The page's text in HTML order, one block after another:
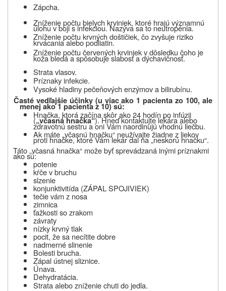
Zápcha.
Zníženie počtu bielych krviniek, ktoré hrajú významnú
úlohu v boji s infekciou.Nazýva sa to neutropénia.
Zníženie počtu krvných doštičiek, čo zvyšuje riziko
krvácania alebo podliatin.
Zníženie počtu červených krviniek v dôsledku čoho je
koža bledá a spôsobuje slabosť a dýchavičnosť.
Strata vlasov.
Príznaky infekcie.
Vysoké hladiny pečeňových enzýmov a bilirubínu.
Časté vedľajšie účinky (u viac ako 1 pacienta zo 100, ale
menej ako 1 pacienta z 10) sú:
Hnačka, ktorá začína skôr ako 24 hodín po infúzii
(„včasnáhnačka“). Hneď kontaktujte lekára alebo
zdravotnú sestru a oni Vám naordinujú vhodnú liečbu.
Ak máte „včasnú hnačku“ neužívajte žiadne z liekov
proti hnačke, ktoré Vám lekár dal na „neskorú hnačku“.
Táto „včasná hnačka“ može byť sprevádzaná inými príznakmi
ako sú:
potenie
kŕče v bruchu
slzenie
konjunktivitída (ZÁPAL SPOJIVIEK)
tečie vám z nosa
zimnica
ťažkosti so zrakom
závraty
nízky krvný tlak
pocit, že sa necítite dobre
nadmerné slinenie
Bolesti brucha.
Zápal ústnej sliznice.
Únava.
Dehydratácia.
Strata alebo zníženie chuti do jedla.